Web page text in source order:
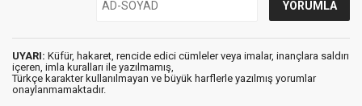
UYARI: Küfür, hakaret, rencide edici cümleler veya imalar, inançlara saldırı
içeren, imla kuralları ile yazılmamış,
Türkçe karakter kullanılmayan ve büyük harflerle yazılmış yorumlar
onaylanmamaktadır.